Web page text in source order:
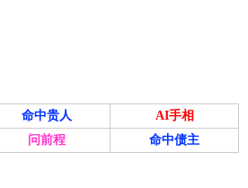
命中贵人
AI手相
问前程 命中债主